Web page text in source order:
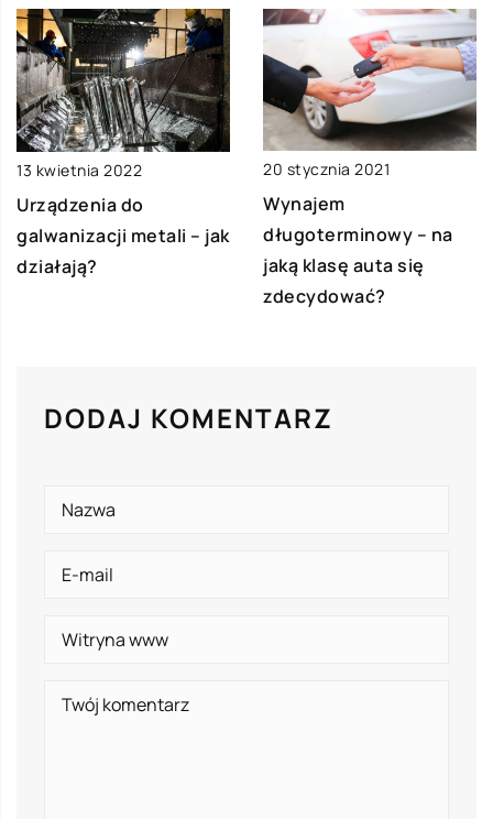
13 kwietnia 2022
Urządzenia do
galwanizacji metali – jak
działają?
20 stycznia 2021
Wynajem
długoterminowy – na
jaką klasę auta się
zdecydować?
DODAJ KOMENTARZ